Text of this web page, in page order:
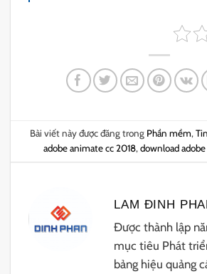
Bài viết này được đăng trong Phần mềm,
adobe animate cc 2018, download
LAM ĐINH
Được thành lập
mục tiêu Phát
bảng hiệu quảng